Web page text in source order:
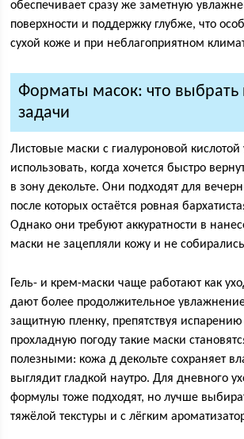
обеспечивает сразу же заметную
поверхности и поддержку глубже, что
сухой коже и при неблагоприятном
Форматы масок: что выбрать
задачи
Листовые маски с гиалуроновой кислотой
использовать, когда хочется быстро
в зону декольте. Они подходят для
после которых остаётся ровная
Однако они требуют аккуратности в
маски не зацепляли кожу и не
Гель- и крем-маски чаще работают как
дают более продолжительное
защитную пленку, препятствуя
прохладную погоду такие маски
полезными: кожа д декольте сохраняет
выглядит гладкой наутро. Для дневного
формулы тоже подходят, но лучше
тяжёлой текстуры и с лёгким